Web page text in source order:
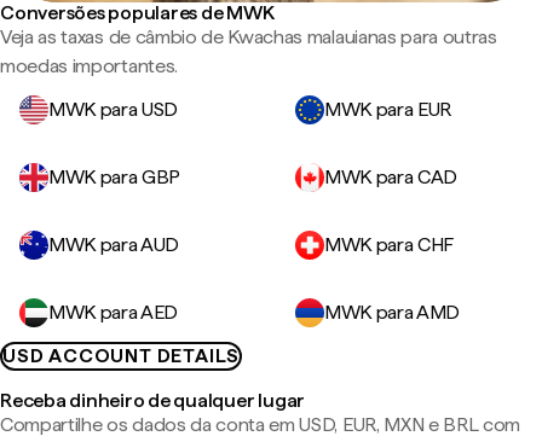
Conversões populares de MWK
Veja as taxas de câmbio de Kwachas malauianas para outras
moedas importantes.
MWK para USD
MWK para EUR
MWK para GBP MWK para CAD
MWK para AUD MWK para CHF
MWK para AED
MWK para AMD
USD ACCOUNT DETAILS
Receba dinheiro de qualquer lugar
Compartilhe os dados da conta em USD, EUR, MXN e BRL com